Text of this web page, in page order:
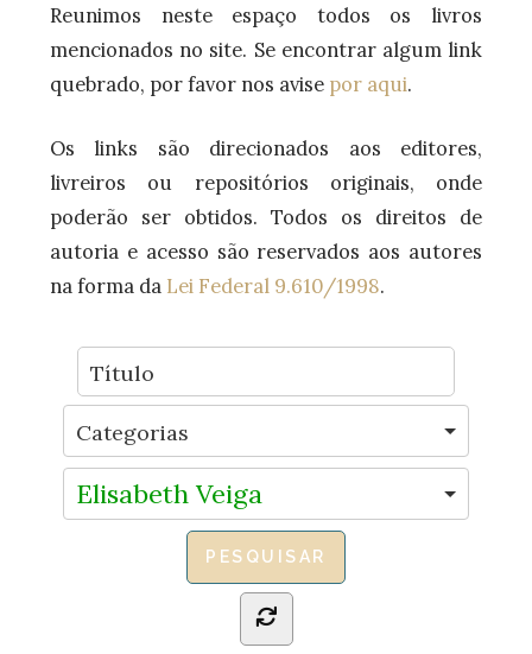
Reunimos neste espaço todos os livros
mencionados no site. Se encontrar algum link
quebrado, por favor nos avise por aqui.
Os links são direcionados aos editores,
livreiros ou repositórios originais, onde
poderão ser obtidos. Todos os direitos de
autoria e acesso são reservados aos autores
na forma da Lei Federal 9.610/1998.
Elisabeth Veiga